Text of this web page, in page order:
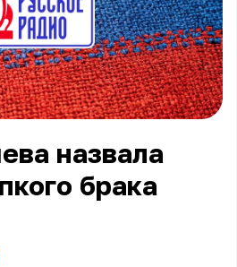
назвала
брака